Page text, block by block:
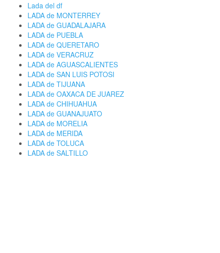
Lada del df
LADA de MONTERREY
LADA de GUADALAJARA
LADA de PUEBLA
LADA de QUERETARO
LADA de VERACRUZ
LADA de AGUASCALIENTES
LADA de SAN LUIS POTOSI
LADA de TIJUANA
LADA de OAXACA DE JUAREZ
LADA de CHIHUAHUA
LADA de GUANAJUATO
LADA de MORELIA
LADA de MERIDA
LADA de TOLUCA
LADA de SALTILLO